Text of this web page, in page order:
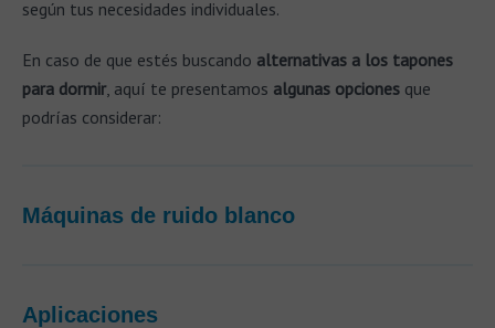
según tus necesidades individuales.
En caso de que estés buscando alternativas a los tapones
para dormir, aquí te presentamos algunas opciones que
podrías considerar:
Máquinas de ruido blanco
Aplicaciones